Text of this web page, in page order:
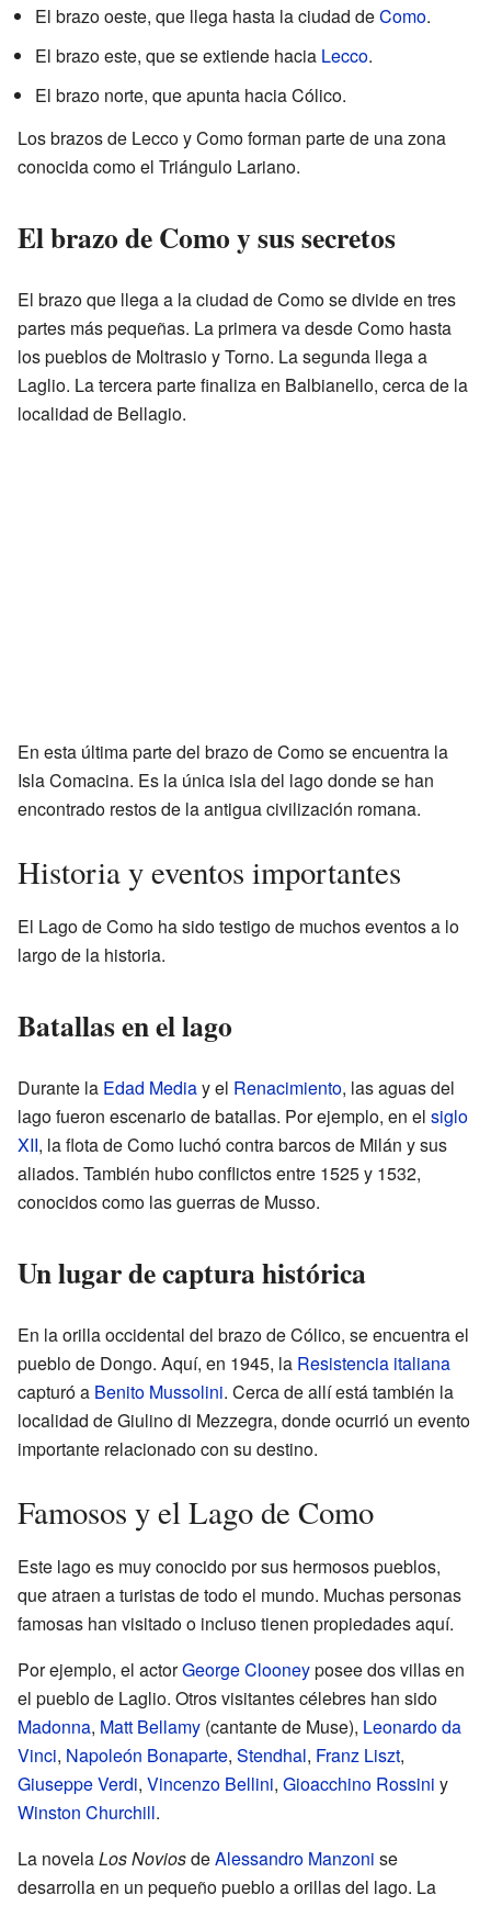
El brazo oeste, que llega hasta la ciudad deComo.
El brazo este, que se extiende hacia Lecco.
El brazo norte, que apunta hacia Cólico.
Los brazos de Lecco y Como forman parte de una zona
conocida como el Triángulo Lariano.
El brazo de Como y sus secretos
El brazo que llega a la ciudad de Como se divide en tres
partes más pequeñas. La primera va desde Como hasta
los pueblos de Moltrasio y Torno. La segunda llega a
Laglio. La tercera parte finaliza en Balbianello, cerca de la
localidad de Bellagio.
En esta última parte del brazo de Como se encuentra la
Isla Comacina. Es la única isla del lago donde se han
encontrado restos de la antigua civilización romana.
Historia y eventos importantes
El Lago de Como ha sido testigo de muchos eventos a lo
largo de la historia.
Batallas en el lago
Durante la Edad Mediay el Renacimiento, las aguas del
lago fueron escenario de batallas. Por ejemplo, en el siglo
XII, la flota de Como luchó contra barcos de Milán y sus
aliados. También hubo conflictos entre 1525 y 1532,
conocidos como las guerras de Musso.
Un lugar de captura histórica
En la orilla occidental del brazo de Cólico, se encuentra el
pueblo de Dongo. Aquí, en 1945, la Resistencia italiana
capturó a Benito Mussolini. Cerca de allí está también la
localidad de Giulino di Mezzegra, donde ocurrió un evento
importante relacionado con su destino.
Famosos y el Lago de Como
Este lago es muy conocido por sus hermosos pueblos,
que atraen a turistas de todo el mundo. Muchas personas
famosas han visitado o incluso tienen propiedades aquí.
Por ejemplo, el actorGeorge Clooneyposee dos villas en
el pueblo de Laglio. Otros visitantes célebres han sido
Madonna, Matt Bellamy (cantante de Muse), Leonardo da
Vinci, Napoleón Bonaparte, Stendhal, Franz Liszt,
Giuseppe Verdi, Vincenzo Bellini, Gioacchino Rossini y
Winston Churchill.
La novelaLos NoviosdeAlessandro Manzoni se
desarrolla en un pequeño pueblo a orillas del lago. La